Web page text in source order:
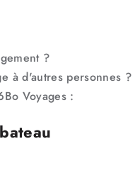
?
à d'autres personnes ?
Voyages :